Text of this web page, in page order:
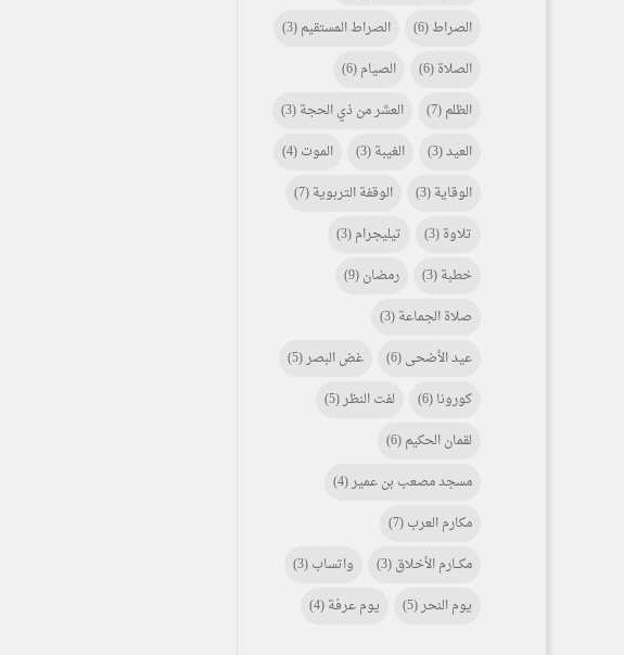
الصراط(6) الصراط المستقيم(3)
الصلاة(6) الصيام(6)
الظلم(7) العشر من ذي الحجة(3)
العيد(3) الغيبة(3) الموت(4)
الوقاية(3) الوقفة التربوية(7)
تلاوة(3) تيليجرام(3)
خطبة(3) رمضان(9)
صلاة الجماعة(3)
عيد الأضحى(6) غض البصر(5)
كورونا(6) لفت النظر(5)
لقمان الحكيم(6)
مسجد مصعب بن عمير(4)
مكارم العرب(7)
مكـــارم الأخلاق(3) واتساب(3)
يوم النحر(5) يوم عرفة(4)